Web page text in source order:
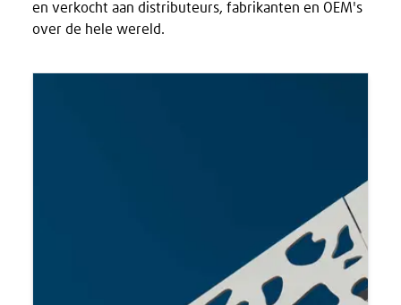
en verkocht aan distributeurs, fabrikanten en OEM's
over de hele wereld.